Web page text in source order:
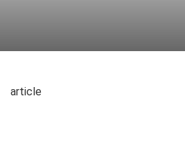
article